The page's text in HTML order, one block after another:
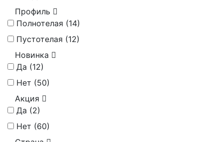
Профиль
Полнотелая (14)
Пустотелая (12)
Новинка
Да (12)
Нет (50)
Акция
Да (2)
Нет (60)